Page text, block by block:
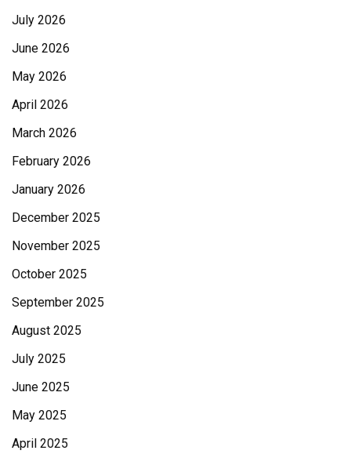
July 2026
June 2026
May 2026
April 2026
March 2026
February 2026
January 2026
December 2025
November 2025
October 2025
September 2025
August 2025
July 2025
June 2025
May 2025
April 2025